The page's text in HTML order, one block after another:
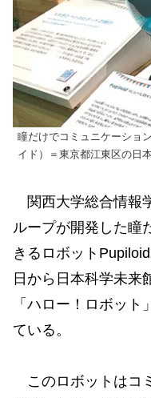
瞳だけでコミュニケーショ
イド）＝東京都江東区の日
関西大学総合情報
ループが開発した瞳
きるロボット
日から日本科学未来
「ハロー！ロボッ
ている。
このロボットはコ